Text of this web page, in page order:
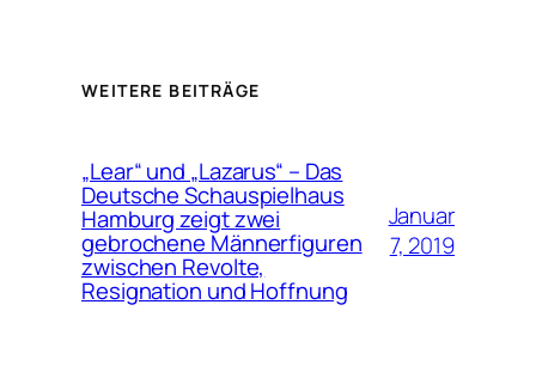
WEITERE BEITRÄGE
„Lear“ und „Lazarus“ – Das
Deutsche Schauspielhaus
Hamburg zeigt zwei
gebrochene Männerfiguren
zwischen Revolte,
Resignation und Hoffnung
Januar
7, 2019